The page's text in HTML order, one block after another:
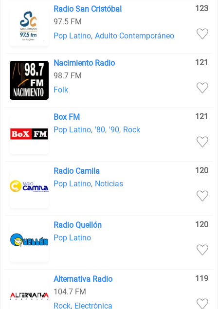
Radio San Cristóbal
123
97.5 FM
Pop Latino, Adulto Contemporáneo
Nacimiento Radio
121
98.7 FM
Folk
Box FM
121
Pop Latino, '80, '90, Rock
Radio Camila
120
Pop Latino, Noticias
Radio Quellón
120
Pop Latino
Alternativa Radio
119
104.7 FM
Rock, Electrónica